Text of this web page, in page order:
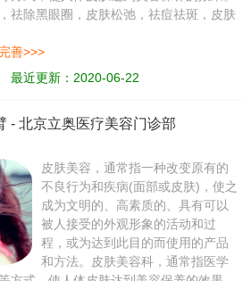
祛除黑眼圈，皮肤松弛，祛痘祛斑，皮肤
善>>>
最近更新：2020-06-22
-北京立奥医疗美容门诊部
皮肤美容，通常指一种改变原有的
不良行为和疾病(面部或皮肤)，使之
成为文明的、高素质的、具有可以
被人接受的外观形象的活动和过
程，或为达到此目的而使用的产品
和方法。皮肤美容科，通常指医学